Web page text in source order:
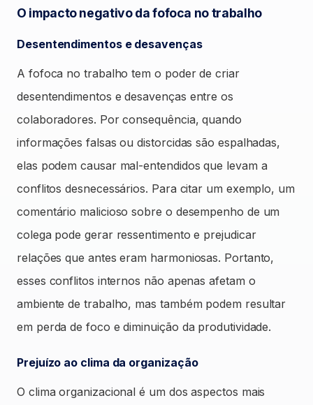
O impacto negativo da fofoca no trabalho
Desentendimentos e desavenças
A fofoca no trabalho tem o poder de criar
desentendimentos e desavenças entre os
colaboradores. Por consequência, quando
informações falsas ou distorcidas são espalhadas,
elas podem causar mal-entendidos que levam a
conflitos desnecessários. Para citar um exemplo, um
comentário malicioso sobre o desempenho de um
colega pode gerar ressentimento e prejudicar
relações que antes eram harmoniosas. Portanto,
esses conflitos internos não apenas afetam o
ambiente de trabalho, mas também podem resultar
em perda de foco e diminuição da produtividade.
Prejuízo ao clima da organização
O clima organizacional é um dos aspectos mais